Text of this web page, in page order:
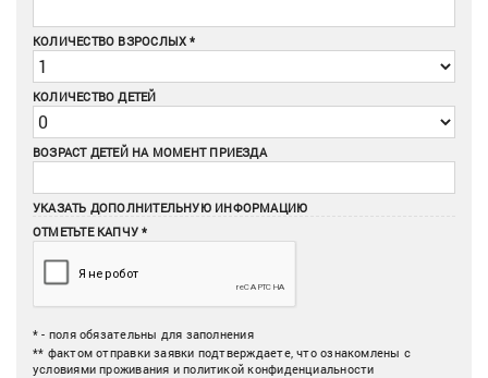
КОЛИЧЕСТВО ВЗРОСЛЫХ
КОЛИЧЕСТВО ДЕТЕЙ
ВОЗРАСТ ДЕТЕЙ НА МОМЕНТ ПРИЕЗДА
УКАЗАТЬ ДОПОЛНИТЕЛЬНУЮ ИНФОРМАЦИЮ
ОТМЕТЬТЕ КАПЧУ *
* - поля обязательны для заполнения
** фактом отправки заявки подтверждаете, что ознакомлены с
условиями проживания и политикой конфиденциальности